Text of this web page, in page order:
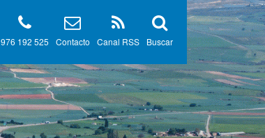
Buscar
Canal RSS
Contacto
976 192 525